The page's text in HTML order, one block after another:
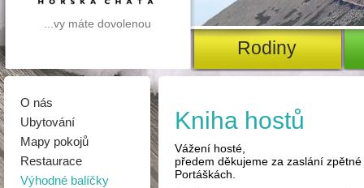
...vy máte dovolenou
rodiny
O nás
Ubytování
Mapy pokojů
Restaurace
Výhodné balíčky
Kniha hostů
Vážení hosté,
předem děkujeme za zaslání
Portáškách.